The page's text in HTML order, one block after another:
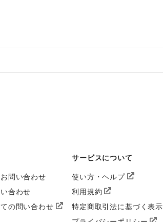
問い合わせ
合わせ
の問い合わせ
サービスについて
使い方・ヘルプ
利用規約
特定商取引法に基づく表示